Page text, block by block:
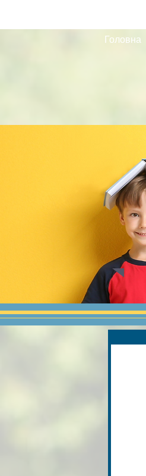
Головна